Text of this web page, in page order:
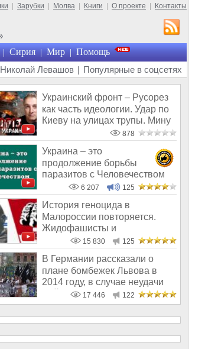
Зарубки Молва Книги О проекте Контакты
| Сирия | Мир | Помощь
Николай Левашов | Популярные в соцсетях
Украинский фронт – Русорез
как часть идеологии. Удар по
Киеву на улицах трупы. Мину
878
Украина – это
продолжение борьбы
паразитов с Человечеством
6 207 125
История геноцида в
Малороссии повторяется.
Жидофашисты и
жидокоммунисты снова во вл
15 830 125
В Германии рассказали о
плане бомбежек Львова в
2014 году, в случае неудачи
майдана 17 446 122